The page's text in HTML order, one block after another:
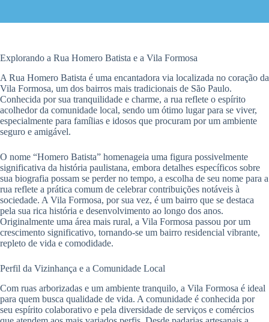
Explorando a Rua Homero Batista e a Vila Formosa
A Rua Homero Batista é uma encantadora via localizada no coração da
Vila Formosa, um dos bairros mais tradicionais de São Paulo.
Conhecida por sua tranquilidade e charme, a rua reflete o espírito
acolhedor da comunidade local, sendo um ótimo lugar para se viver,
especialmente para famílias e idosos que procuram por um ambiente
seguro e amigável.
O nome “Homero Batista” homenageia uma figura possivelmente
significativa da história paulistana, embora detalhes específicos sobre
sua biografia possam se perder no tempo, a escolha de seu nome para a
rua reflete a prática comum de celebrar contribuições notáveis à
sociedade. A Vila Formosa, por sua vez, é um bairro que se destaca
pela sua rica história e desenvolvimento ao longo dos anos.
Originalmente uma área mais rural, a Vila Formosa passou por um
crescimento significativo, tornando-se um bairro residencial vibrante,
repleto de vida e comodidade.
Perfil da Vizinhança e a Comunidade Local
Com ruas arborizadas e um ambiente tranquilo, a Vila Formosa é ideal
para quem busca qualidade de vida. A comunidade é conhecida por
seu espírito colaborativo e pela diversidade de serviços e comércios